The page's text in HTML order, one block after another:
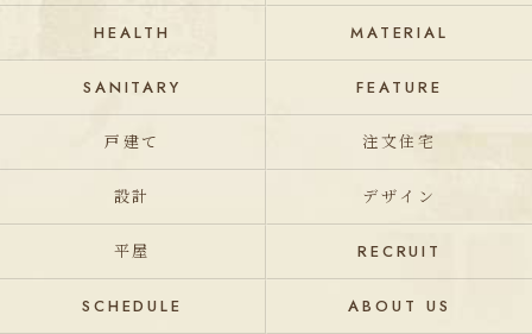
HEALTH MATERIAL
SANITARY FEATURE
戸建て 注文住宅
設計 デザイン
平屋 RECRUIT
SCHEDULE ABOUT US